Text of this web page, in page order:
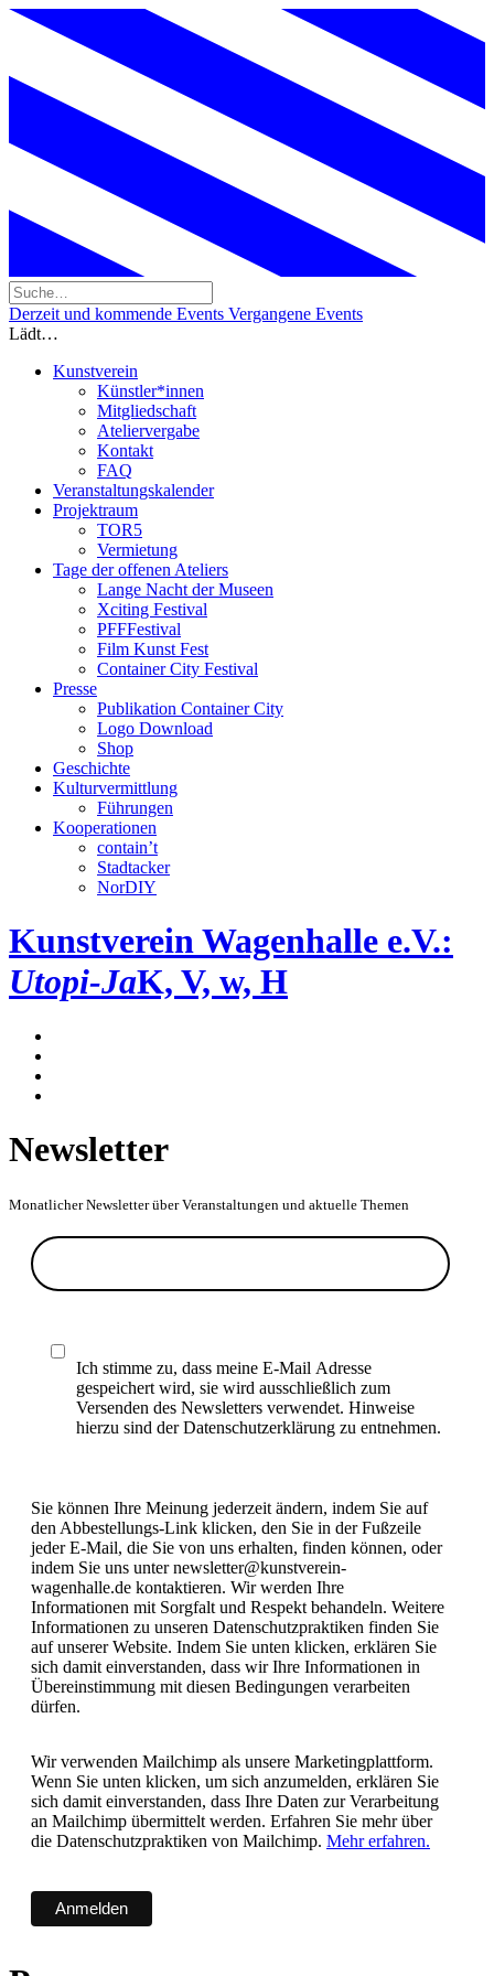
Derzeit und kommende Events Vergangene Events
Lädt…
Kunstverein
Künstler*innen
Mitgliedschaft
Ateliervergabe
Kontakt
FAQ
Veranstaltungskalender
Projektraum
TOR5
Vermietung
Tage der offenen Ateliers
Lange Nacht der Museen
Xciting Festival
PFFFestival
Film Kunst Fest
Container City Festival
Presse
Publikation Container City
Logo Download
Shop
Geschichte
Kulturvermittlung
Führungen
Kooperationen
contain’t
Stadtacker
NorDIY
Kunstverein Wagenhalle e.V.:
Utopi-JaK, V, w, H
Newsletter
Monatlicher Newsletter über Veranstaltungen und aktuelle Themen
Ich stimme zu, dass meine E-Mail Adresse
gespeichert wird, sie wird ausschließlich zum
Versenden des Newsletters verwendet. Hinweise
hierzu sind der Datenschutzerklärung zu entnehmen.
Sie können Ihre Meinung jederzeit ändern, indem Sie auf
den Abbestellungs-Link klicken, den Sie in der Fußzeile
jeder E-Mail, die Sie von uns erhalten, finden können, oder
indem Sie uns unter newsletter@kunstverein-
wagenhalle.de kontaktieren. Wir werden Ihre
Informationen mit Sorgfalt und Respekt behandeln. Weitere
Informationen zu unseren Datenschutzpraktiken finden Sie
auf unserer Website. Indem Sie unten klicken, erklären Sie
sich damit einverstanden, dass wir Ihre Informationen in
Übereinstimmung mit diesen Bedingungen verarbeiten
dürfen.
Wir verwenden Mailchimp als unsere Marketingplattform.
Wenn Sie unten klicken, um sich anzumelden, erklären Sie
sich damit einverstanden, dass Ihre Daten zur Verarbeitung
an Mailchimp übermittelt werden. Erfahren Sie mehr über
die Datenschutzpraktiken von Mailchimp. Mehr erfahren.